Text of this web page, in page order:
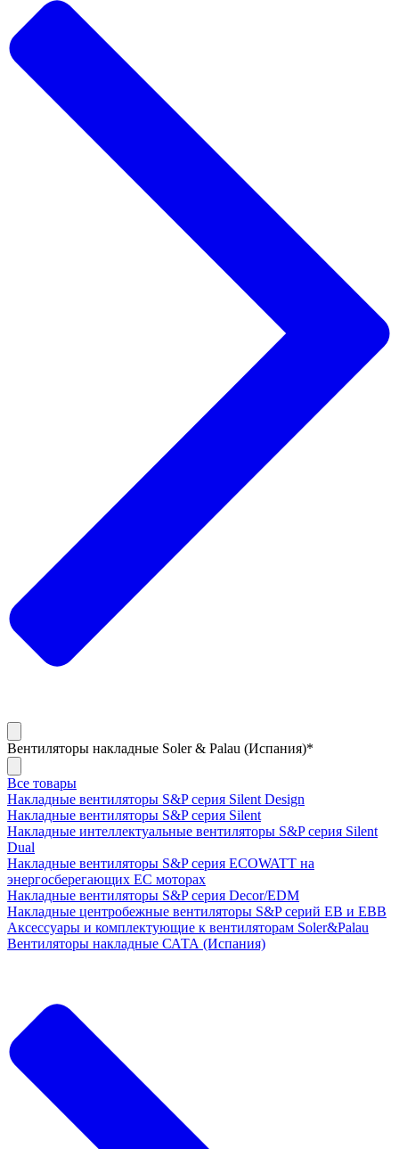
Вентиляторы накладные Soler & Palau (Испания)*
Все товары
Накладные вентиляторы S&P серия Silent Design
Накладные вентиляторы S&P серия Silent
Накладные интеллектуальные вентиляторы S&P серия Silent
Dual
Накладные вентиляторы S&P серия ECOWATT на
энергосберегающих ЕС моторах
Накладные вентиляторы S&P серия Decor/EDM
Накладные центробежные вентиляторы S&P серий EB и EBB
Аксессуары и комплектующие к вентиляторам Soler&Palau
Вентиляторы накладные САТА (Испания)